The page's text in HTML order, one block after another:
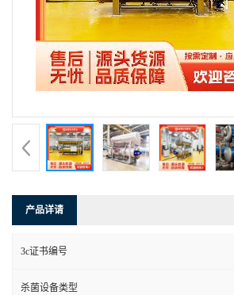
产品详请
3c证书编号
杀菌设备类型